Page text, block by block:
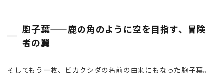
指
す、
冒険
翼
胞子葉——鹿の角のように空を目指す、冒険
者の翼
そしてもう一枚、ビカクシダの名前の由来にもなった胞子葉。